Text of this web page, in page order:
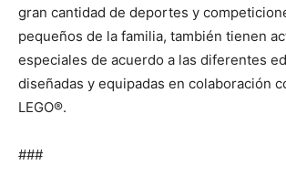
gran cantidad de deportes y
pequeños de la familia, también tienen
especiales de acuerdo a las diferentes
diseñadas y equipadas en colaboración
LEGO®.
###